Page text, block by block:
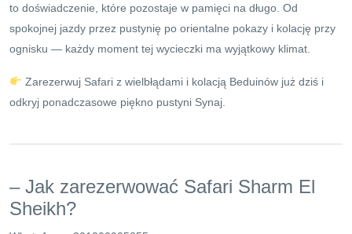
to doświadczenie, które pozostaje w pamięci na długo. Od
spokojnej jazdy przez pustynię po orientalne pokazy i kolację przy
ognisku — każdy moment tej wycieczki ma wyjątkowy klimat.
Zarezerwuj Safari z wielbłądami i kolacją Beduinów już dziś i
odkryj ponadczasowe piękno pustyni Synaj.
– Jak zarezerwować Safari Sharm El
Sheikh?